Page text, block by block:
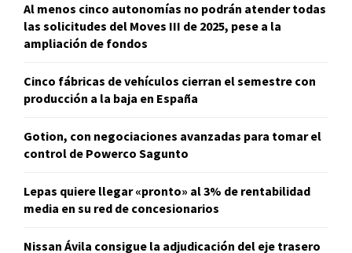
Al menos cinco autonomías no podrán atender todas
las solicitudes del Moves III de 2025, pese a la
ampliación de fondos
Cinco fábricas de vehículos cierran el semestre con
producción a la baja en España
Gotion, con negociaciones avanzadas para tomar el
control de Powerco Sagunto
Lepas quiere llegar «pronto» al 3% de rentabilidad
media en su red de concesionarios
Nissan Ávila consigue la adjudicación del eje trasero